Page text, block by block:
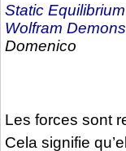
Static
Wolfram
Domenico
Les forces sont
Cela signifie